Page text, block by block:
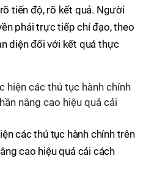
tiến độ, rõ kết quả. Người
phải trực tiếp chỉ đạo, theo
diện đối với kết quả thực
các thủ tục hành chính trên
cao hiệu quả cải cách